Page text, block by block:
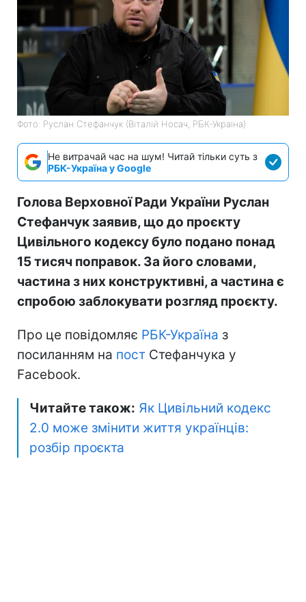
Фото: Руслан Стефанчук (Віталій Носач, РБК-Україна)
Не витрачай час на шум! Читай тільки суть з
РБК-Україна у Google
Голова Верховної Ради України Руслан
Стефанчук заявив, що до проєкту
Цивільного кодексу було подано понад
15 тисяч поправок. За його словами,
частина з них конструктивні, а частина є
спробою заблокувати розгляд проєкту.
Про це повідомляє РБК-Україна з
посиланням на пост Стефанчука у
Facebook.
Читайте також: Як Цивільний кодекс
2.0 може змінити життя українців:
розбір проєкта